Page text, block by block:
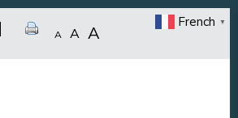
A A A
French ▼